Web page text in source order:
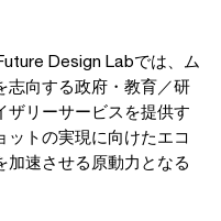
Design Labでは、ム
志向する政府・教育／研
ザリーサービスを提供す
ットの実現に向けたエコ
加速させる原動力となる